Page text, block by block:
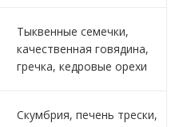
Тыквенные семечки,
качественная говядина,
гречка, кедровые орехи
Скумбрия, печень трески,